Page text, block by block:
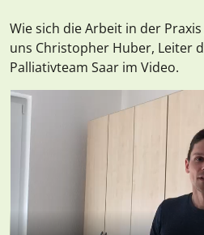
Wie sich die Arbeit in der
uns Christopher Huber, Leiter
Palliativteam Saar im Video.